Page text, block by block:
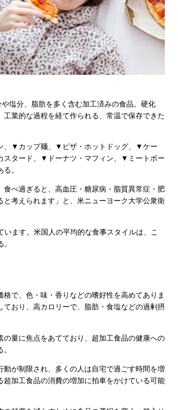
塩分、脂肪を多く含む加工済みの食品。硬化
業的な過程を経て作られる、常温で保存できた
▼カップ麺、▼ピザ・ホットドッグ、▼ケー
スタード、▼ドーナツ・マフィン、▼ミートボー
。
べ過ぎると、高血圧・糖尿病・脂質異常症・肥
考えられます」と、米ニューヨーク大学公衆衛
ます。米国人の平均的な食事スタイルは、こ
で、色・味・香りなどの嗜好性を高めてありま
おり、高カロリーで、脂肪・食塩などの過剰摂
量に焦点をあてており、超加工食品の健康への
が制限され、多くの人は自宅で過ごす時間を増
加工食品の消費の増加に拍車をかけている可能